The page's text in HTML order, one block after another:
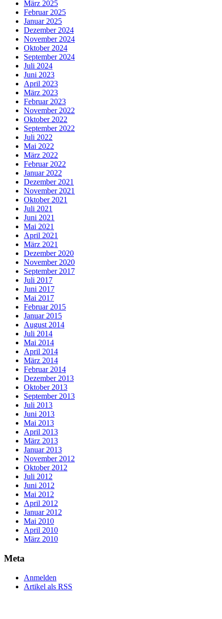
März 2025
Februar 2025
Januar 2025
Dezember 2024
November 2024
Oktober 2024
September 2024
Juli 2024
Juni 2023
April 2023
März 2023
Februar 2023
November 2022
Oktober 2022
September 2022
Juli 2022
Mai 2022
März 2022
Februar 2022
Januar 2022
Dezember 2021
November 2021
Oktober 2021
Juli 2021
Juni 2021
Mai 2021
April 2021
März 2021
Dezember 2020
November 2020
September 2017
Juli 2017
Juni 2017
Mai 2017
Februar 2015
Januar 2015
August 2014
Juli 2014
Mai 2014
April 2014
März 2014
Februar 2014
Dezember 2013
Oktober 2013
September 2013
Juli 2013
Juni 2013
Mai 2013
April 2013
März 2013
Januar 2013
November 2012
Oktober 2012
Juli 2012
Juni 2012
Mai 2012
April 2012
Januar 2012
Mai 2010
April 2010
März 2010
Meta
Anmelden
Artikel als RSS